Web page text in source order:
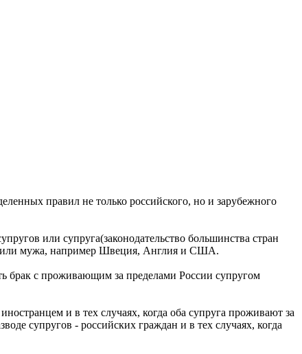
правил не только российского, но и зарубежного
или супруга(законодательство большинства стран
или мужа, например Швеция, Англия и США.
брак с проживающим за пределами России супругом
и в тех случаях, когда оба супруга проживают за
супругов - российских граждан и в тех случаях, когда